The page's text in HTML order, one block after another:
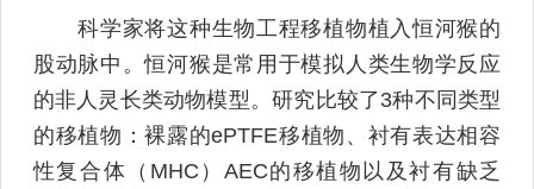
科学家将这种生物工程移植物植入恒河猴的
股动脉中。恒河猴是常用于模拟人类生物学反应
的非人灵长类动物模型。研究比较了3种不同类型
的移植物：裸露的ePTFE移植物、衬有表达相容
性复合体（MHC）AEC的移植物以及衬有缺乏